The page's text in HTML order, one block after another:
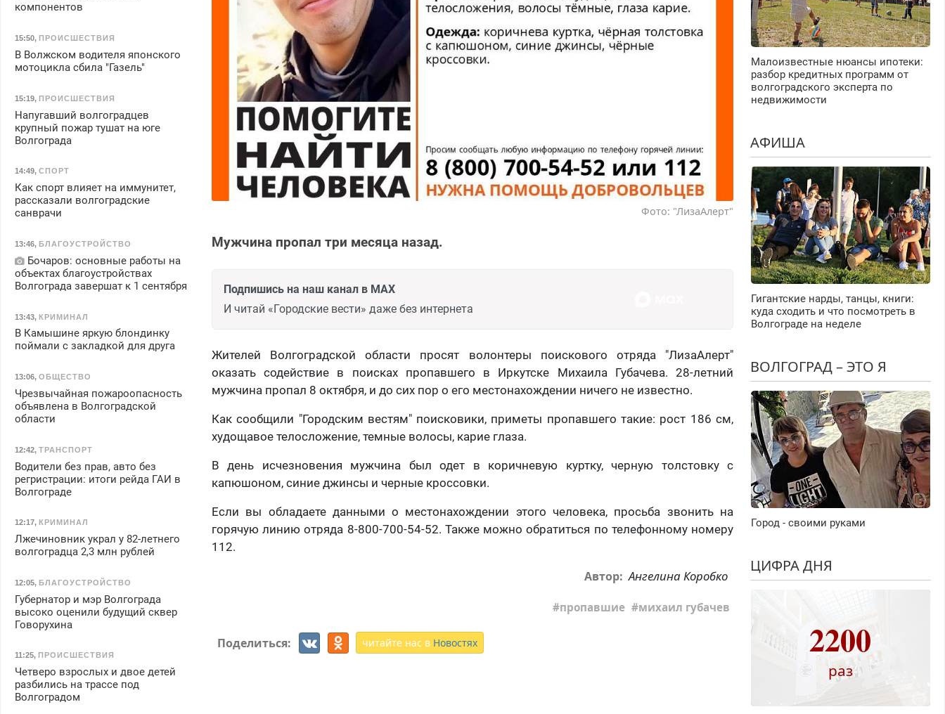
Фото: "ЛизаАлерт"
Мужчина пропал три месяца назад.
Подпишись на наш канал в MAX
И читай «Городские вести» даже без интернета
Жителей Волгоградской области просят волонтеры поискового отряда "ЛизаАлерт"
оказать содействие в поисках пропавшего в Иркутске Михаила Губачева. 28-летний
мужчина пропал 8 октября, и до сих пор о его местонахождении ничего не известно.
Как сообщили "Городским вестям" поисковики, приметы пропавшего такие: рост 186 см,
худощавое телосложение, темные волосы, карие глаза.
В день исчезновения мужчина был одет в коричневую куртку, черную толстовку с
капюшоном, синие джинсы и черные кроссовки.
Если вы обладаете данными о местонахождении этого человека, просьба звонить на
горячую линию отряда 8-800-700-54-52. Также можно обратиться по телефонному номеру
112.
Автор: Ангелина Коробко
пропавшие михаил губачев
Поделиться: читайте нас в Новостях
компонентов
15:50, ПРОИСШЕСТВИЯ
В Волжском водителя японского
мотоцикла сбила "Газель"
15:19, ПРОИСШЕСТВИЯ
Напугавший волгоградцев
крупный пожар тушат на юге
Волгограда
14:49, СПОРТ
Как спорт влияет на иммунитет,
рассказали волгоградские
санврачи
13:46, БЛАГОУСТРОЙСТВО
Бочаров: основные работы на
объектах благоустройствах
Волгограда завершат к 1 сентября
13:43, КРИМИНАЛ
В Камышине яркую блондинку
поймали с закладкой для друга
13:06, ОБЩЕСТВО
Чрезвычайная пожароопасность
объявлена в Волгоградской
области
12:42, ТРАНСПОРТ
Водители без прав, авто без
регристрации: итоги рейда ГАИ в
Волгограде
12:17, КРИМИНАЛ
Лжечиновник украл у 82-летнего
волгоградца 2,3 млн рублей
12:05, БЛАГОУСТРОЙСТВО
Губернатор и мэр Волгограда
высоко оценили будущий сквер
Говорухина
11:25, ПРОИСШЕСТВИЯ
Четверо взрослых и двое детей
разбились на трассе под
Волгоградом
Малоизвестные нюансы ипотеки:
разбор кредитных программ от
волгоградского эксперта по
недвижимости
АФИША
Гигантские нарды, танцы, книги:
куда сходить и что посмотреть в
Волгограде на неделе
ВОЛГОГРАД – ЭТО Я
Город - своими руками
ЦИФРА ДНЯ
2200
раз